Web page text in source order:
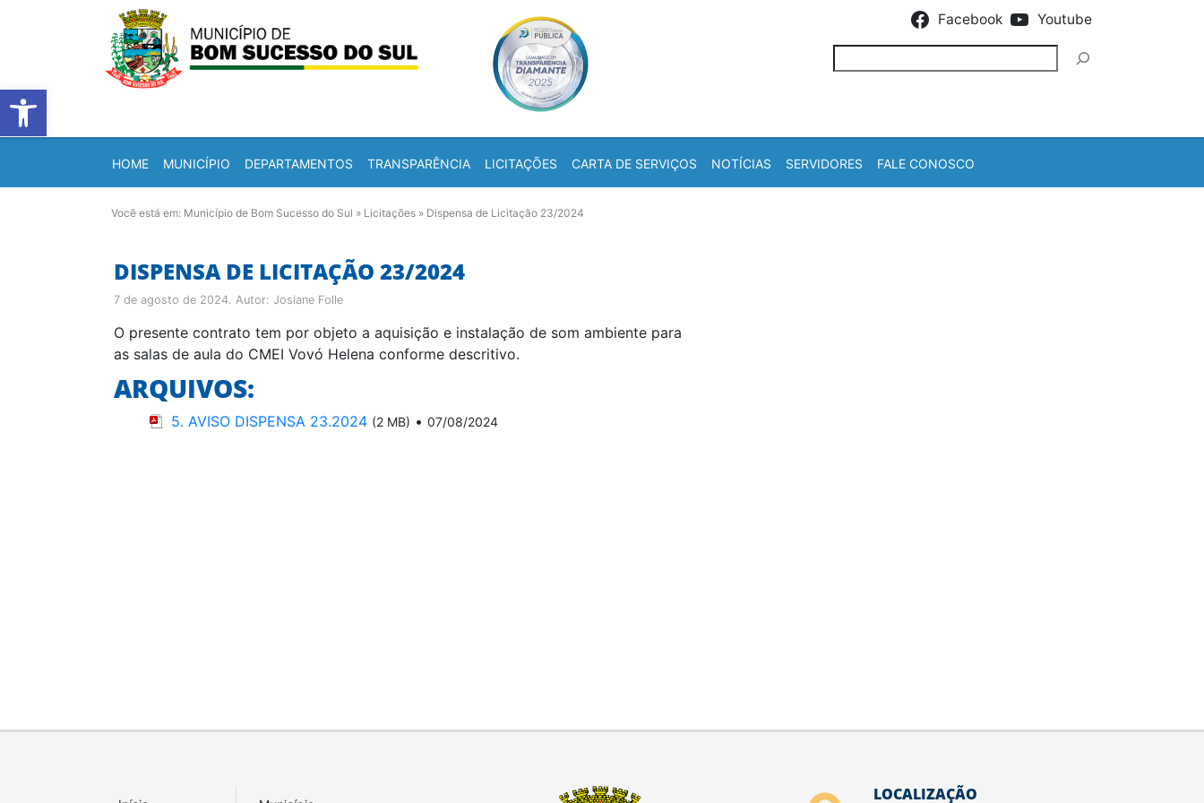
Barra de Ferramentas Aberta
Facebook Youtube
HOME MUNICÍPIO DEPARTAMENTOS TRANSPARÊNCIA LICITAÇÕES CARTA DE SERVIÇOS NOTÍCIAS SERVIDORES FALE CONOSCO
Você está em: Município de Bom Sucesso do Sul » Licitações » Dispensa de Licitação 23/2024
DISPENSA DE LICITAÇÃO 23/2024
7 de agosto de 2024. Autor: Josiane Folle
O presente contrato tem por objeto a aquisição e instalação de som ambiente para
as salas de aula do CMEI Vovó Helena conforme descritivo.
ARQUIVOS:
5. AVISO DISPENSA 23.2024 (2 MB) • 07/08/2024
LOCALIZAÇÃO